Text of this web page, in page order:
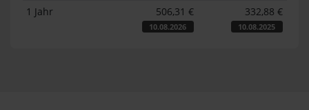
1 Jahr 506,31 €
10.08.2026
332,88 €
10.08.2025